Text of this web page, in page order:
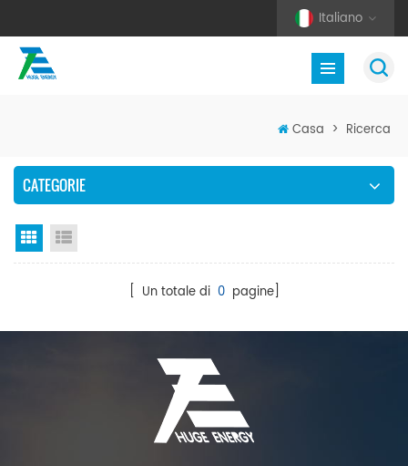
Italiano
Casa > Ricerca
CATEGORIE
Vista a griglia
[ Un totale di 0pagine]